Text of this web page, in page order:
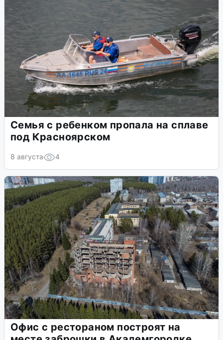
Семья с ребенком пропала на сплаве
под Красноярском
8 августа 4
Офис с рестораном построят на